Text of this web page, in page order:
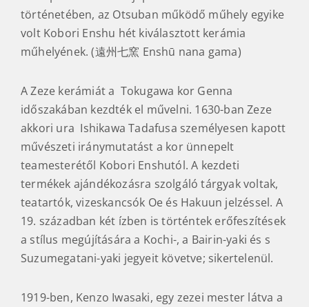
történetében, az Otsuban működő műhely egyike
volt Kobori Enshu hét kiválasztott kerámia
műhelyének. (遠州七窯 Enshū nana gama)
A Zeze kerámiát a Tokugawa kor Genna
időszakában kezdték el művelni. 1630-ban Zeze
akkori ura Ishikawa Tadafusa személyesen kapott
művészeti iránymutatást a kor ünnepelt
teamesterétől Kobori Enshutól. A kezdeti
termékek ajándékozásra szolgáló tárgyak voltak,
teatartók, vizeskancsók Oe és Hakuun jelzéssel. A
19. században két ízben is történtek erőfeszítések
a stílus megújítására a Kochi-, a Bairin-yaki és s
Suzumegatani-yaki jegyeit követve; sikertelenül.
1919-ben, Kenzo Iwasaki, egy zezei mester látva a